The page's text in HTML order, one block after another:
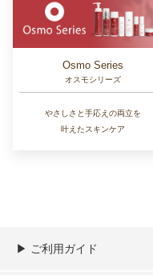
Osmo Series
オスモシリーズ
やさしさと手応えの両立を
叶えたスキンケア
▶︎ ご利用ガイド